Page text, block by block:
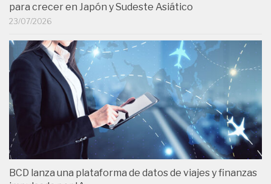
para crecer en Japón y Sudeste Asiático
23/07/2026
BCD lanza una plataforma de datos de viajes y finanzas